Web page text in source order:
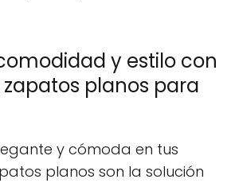
y estilo con
planos para
y cómoda en tus
planos son la solución